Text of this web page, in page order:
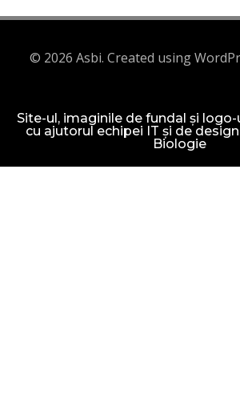
© 2026 Asbi. Created using
Site-ul, imaginile de fundal și
cu ajutorul echipei IT și de
Biologie